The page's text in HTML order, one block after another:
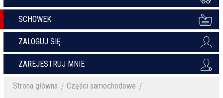
SCHOWEK
ZALOGUJ SIĘ
ZAREJESTRUJ MNIE
Strona główna
Części samochodowe